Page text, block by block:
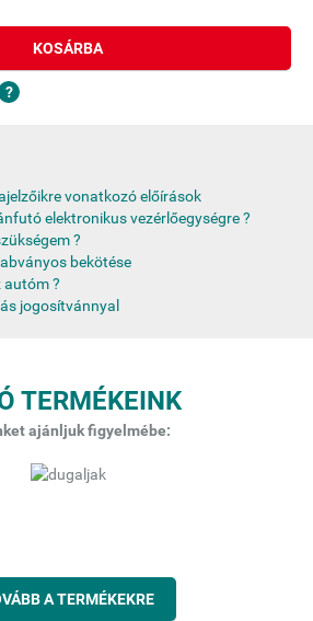
KOSÁRBA
vonatkozó előírások
elektronikus vezérlőegységre ?
?
bekötése
?
jogosítvánnyal
TERMÉKEINK
ajánljuk figyelmébe:
A TERMÉKEKRE